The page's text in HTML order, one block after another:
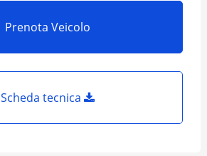
Prenota Veicolo
Scheda tecnica